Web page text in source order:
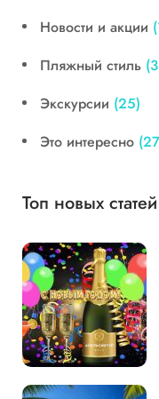
Новости и акции
Пляжный стиль
Экскурсии (25)
Это интересно
Топ новых статей